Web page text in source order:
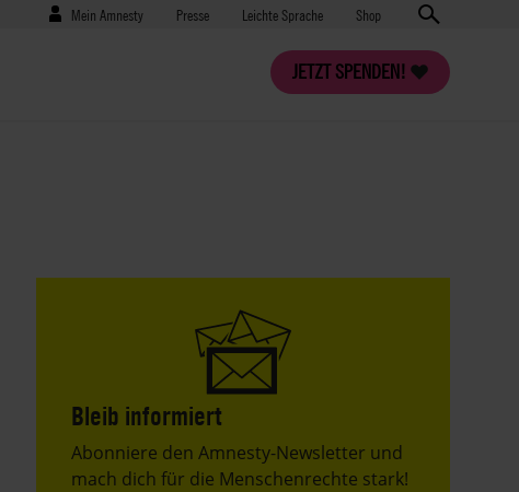
Benutzermenü
Mein Amnesty Presse
Presse Leichte Sprache Shop
JETZT SPENDEN!
Bleib informiert
Header
Text
Abonniere den Amnesty-Newsletter und
mach dich für die Menschenrechte stark!